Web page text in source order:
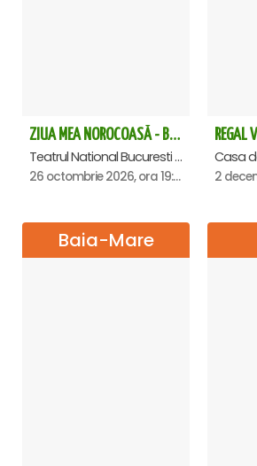
ZIUA MEA NOROCOASĂ - Bucuresti
Teatrul National Bucuresti - Sala Ion Caramitru, Bucuresti
26 octombrie 2026, ora 19:00
Baia-Mare